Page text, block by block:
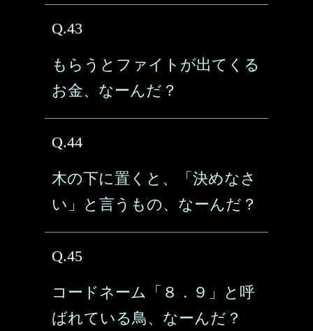
Q.43
もらうとファイトが出てくる
お金、なーんだ？
Q.44
木の下に置くと、「決めなさ
い」と言うもの、なーんだ？
Q.45
コードネーム「８．９」と呼
ばれている鳥、なーんだ？